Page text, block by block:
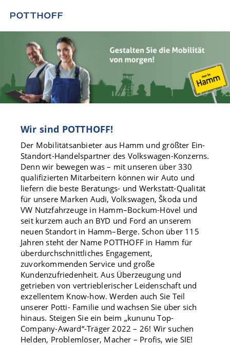
Wir sind POTTHOFF!
Der Mobilitätsanbieter aus Hamm und größter Ein-
Standort-Handelspartner des Volkswagen-Konzerns.
Denn wir bewegen was – mit unseren über 330
qualifizierten Mitarbeitern können wir Auto und
liefern die beste Beratungs- und Werkstatt-Qualität
für unsere Marken Audi, Volkswagen, Škoda und
VW Nutzfahrzeuge in Hamm–Bockum-Hövel und
seit kurzem auch an BYD und Ford an unserem
neuen Standort in Hamm–Berge. Schon über 115
Jahren steht der Name POTTHOFF in Hamm für
überdurchschnittliches Engagement,
zuvorkommenden Service und große
Kundenzufriedenheit. Aus Überzeugung und
getrieben von vertrieblerischer Leidenschaft und
exzellentem Know-how. Werden auch Sie Teil
unserer Potti- Familie und wachsen Sie über sich
hinaus. Steigen Sie ein beim „kununu Top-
Company-Award“-Träger 2022 – 26! Wir suchen
Helden, Problemlöser, Macher – Profis, wie SIE!